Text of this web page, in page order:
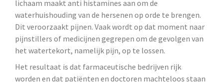
lichaam maakt anti histamines aan om de
waterhuishouding van de hersenen op orde te brengen.
Dit veroorzaakt pijnen. Vaak wordt op dat moment naar
pijnstillers of medicijnen gegrepen om de gevolgen van
het watertekort, namelijk pijn, op te lossen.
Het resultaat is dat farmaceutische bedrijven rijk
worden en dat patiënten en doctoren machteloos staan